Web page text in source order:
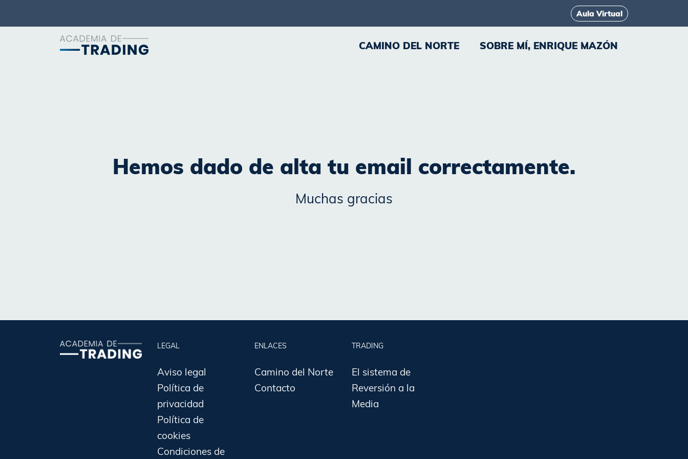
Aula Virtual
CAMINO DEL NORTE SOBRE MÍ, ENRIQUE MAZÓN
Hemos dado de alta tu email correctamente.
Muchas gracias
LEGAL
Aviso legal
Política de
privacidad
Política de
cookies
Condiciones de
ENLACES
Camino del Norte
Contacto
TRADING
El sistema de
Reversión a la
Media